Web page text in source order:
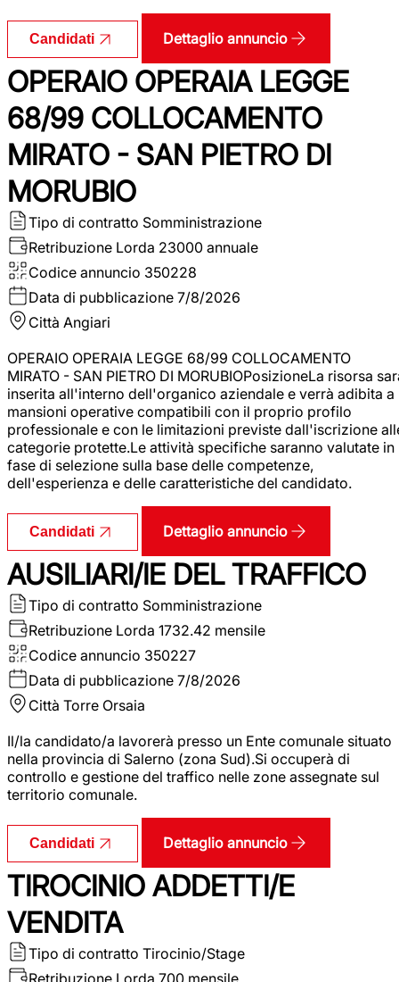
Candidati Dettaglio annuncio
OPERAIO OPERAIA LEGGE
68/99 COLLOCAMENTO
MIRATO - SAN PIETRO DI
MORUBIO
Tipo di contratto Somministrazione
Retribuzione Lorda 23000 annuale
Codice annuncio 350228
Data di pubblicazione 7/8/2026
Città Angiari
OPERAIO OPERAIA LEGGE 68/99 COLLOCAMENTO
MIRATO - SAN PIETRO DI MORUBIOPosizioneLa risorsa
inserita all'interno dell'organico aziendale e verrà adibita a
mansioni operative compatibili con il proprio profilo
professionale e con le limitazioni previste dall'iscrizione
categorie protette.Le attività specifiche saranno valutate in
fase di selezione sulla base delle competenze,
dell'esperienza e delle caratteristiche del candidato.
Candidati Dettaglio annuncio
AUSILIARI/IE DEL TRAFFICO
Tipo di contratto Somministrazione
Retribuzione Lorda 1732.42 mensile
Codice annuncio 350227
Data di pubblicazione 7/8/2026
Città Torre Orsaia
Il/la candidato/a lavorerà presso un Ente comunale situato
nella provincia di Salerno (zona Sud).Si occuperà di
controllo e gestione del traffico nelle zone assegnate sul
territorio comunale.
Candidati Dettaglio annuncio
TIROCINIO ADDETTI/E
VENDITA
Tipo di contratto Tirocinio/Stage
Retribuzione Lorda 700 mensile